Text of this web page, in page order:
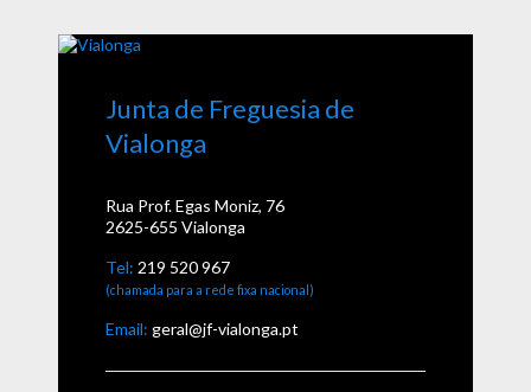
Junta de Freguesia de
Vialonga
Rua Prof. Egas Moniz, 76
2625-655 Vialonga
Tel: 219 520 967
(chamada para a rede fixa nacional)
Email: geral@jf-vialonga.pt